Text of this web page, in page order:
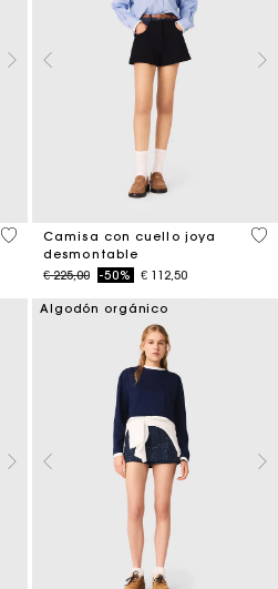
5 out of 5 Customer Rating
Camisa con cuello joya
desmontable
Price reduced from
€ 225,00to-50% € 112,50
3,5
Algodón orgánico